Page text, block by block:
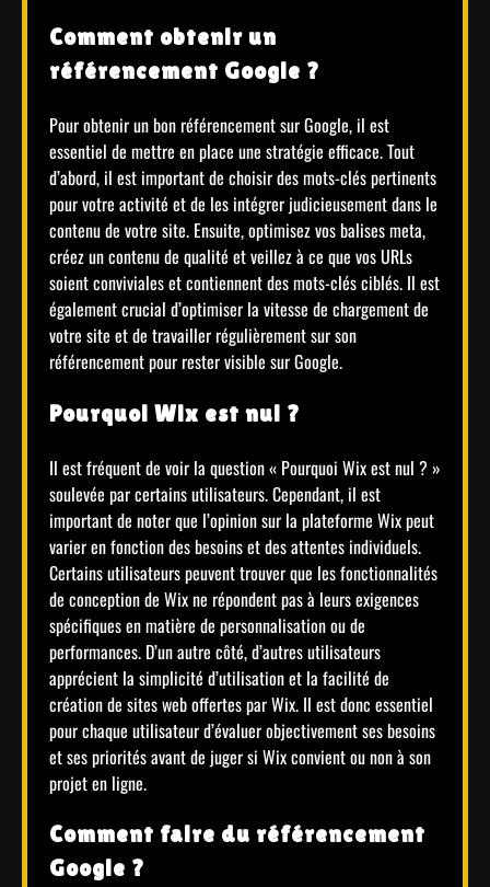
Comment obtenir un
référencement Google ?
Pour obtenir un bon référencement sur Google, il est
essentiel de mettre en place une stratégie efficace. Tout
d’abord, il est important de choisir des mots-clés pertinents
pour votre activité et de les intégrer judicieusement dans le
contenu de votre site. Ensuite, optimisez vos balises meta,
créez un contenu de qualité et veillez à ce que vos URLs
soient conviviales et contiennent des mots-clés ciblés. Il est
également crucial d’optimiser la vitesse de chargement de
votre site et de travailler régulièrement sur son
référencement pour rester visible sur Google.
Pourquoi Wix est nul ?
Il est fréquent de voir la question « Pourquoi Wix est nul ? »
soulevée par certains utilisateurs. Cependant, il est
important de noter que l’opinion sur la plateforme Wix peut
varier en fonction des besoins et des attentes individuels.
Certains utilisateurs peuvent trouver que les fonctionnalités
de conception de Wix ne répondent pas à leurs exigences
spécifiques en matière de personnalisation ou de
performances. D’un autre côté, d’autres utilisateurs
apprécient la simplicité d’utilisation et la facilité de
création de sites web offertes par Wix. Il est donc essentiel
pour chaque utilisateur d’évaluer objectivement ses besoins
et ses priorités avant de juger si Wix convient ou non à son
projet en ligne.
Comment faire du référencement
Google ?